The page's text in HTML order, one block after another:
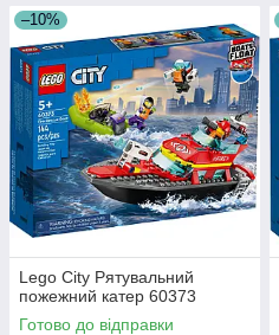
–10%
Lego City Рятувальний
пожежний катер 60373
Готово до відправки